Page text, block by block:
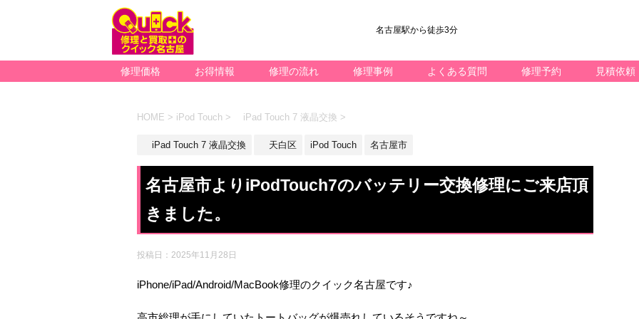
名古屋駅から徒歩3分
修理価格 お得情報 修理の流れ 修理事例 よくある質問 修理予約 見積依頼
HOME > iPod Touch > iPad Touch 7 液晶交換 >
iPad Touch 7 液晶交換 天白区 iPod Touch 名古屋市
名古屋市よりiPodTouch7のバッテリー交換修理にご来店頂
きました。
投稿日： 2025年11月28日
iPhone/iPad/Android/MacBook修理のクイック名古屋です♪